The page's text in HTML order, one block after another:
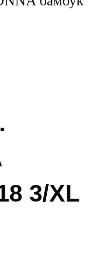
3/XL